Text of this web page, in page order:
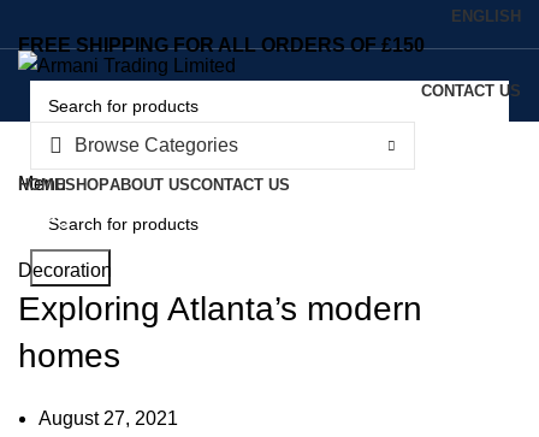
ENGLISH
FREE SHIPPING FOR ALL ORDERS OF £150
CONTACT US
FREE SHIPPING FOR ALL ORDERS OF £150
Search
Menu
Browse Categories
HOMESHOPABOUT USCONTACT US
Search
Blog
Decoration
Exploring Atlanta’s modern
homes
August 27, 2021